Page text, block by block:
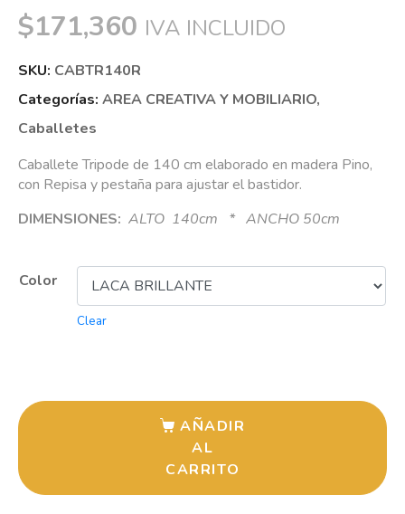
$171,360 IVA INCLUIDO
SKU: CABTR140R
Categorías: AREA CREATIVA Y MOBILIARIO,
Caballetes
Caballete Tripode de 140 cm elaborado en madera Pino,
con Repisa y pestaña para ajustar el bastidor.
DIMENSIONES: ALTO 140cm * ANCHO 50cm
Color
Clear
AÑADIR
AL
CARRITO